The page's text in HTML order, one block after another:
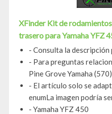
XFinder Kit de
trasero para Yamaha YFZ
- Consulta la descripción
- Para preguntas
Pine Grove Yamaha
- El artículo solo se
enumLa imagen podría
- Yamaha YFZ 450